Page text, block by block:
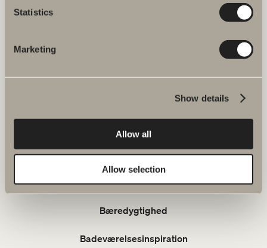
Statistics
Marketing
Show details
Allow all
Allow selection
Mail: info@svedbergs.dk
Serier
Tegnerprogram
Bæredygtighed
Badeværelsesinspiration